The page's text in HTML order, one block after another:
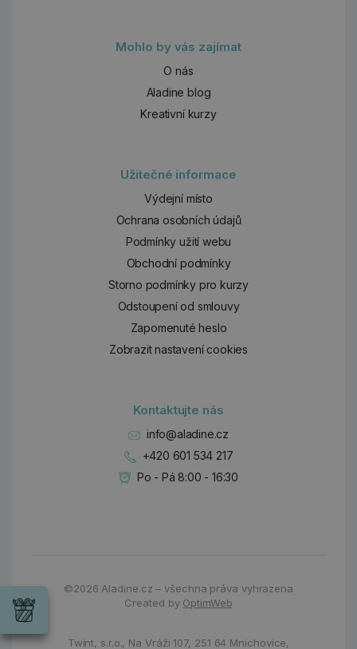
Mohlo by vás zajímat
O nás
Aladine blog
Kreativní kurzy
Užitečné informace
Výdejní místo
Ochrana osobních údajů
Podmínky užití webu
Obchodní podmínky
Storno podmínky pro kurzy
Odstoupení od smlouvy
Zapomenuté heslo
Zobrazit nastavení cookies
Kontaktujte nás
info@aladine.cz
+420 601 534 217
Po - Pá 8:00 - 16:30
©2026 Aladine.cz – všechna práva vyhrazena
Created by OptimWeb
Twint, s.r.o., Na Vráži 107, 251 64 Mnichovice,
Wrendale
příležitost
Chci si vybrat